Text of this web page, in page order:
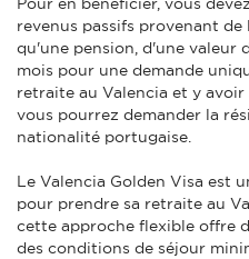
revenus passifs provenant
qu'une pension, d'une valeur
mois pour une demande
retraite au Valencia et y avoir
vous pourrez demander la
nationalité portugaise.
Le Valencia Golden Visa est
pour prendre sa retraite au
cette approche flexible offre
des conditions de séjour